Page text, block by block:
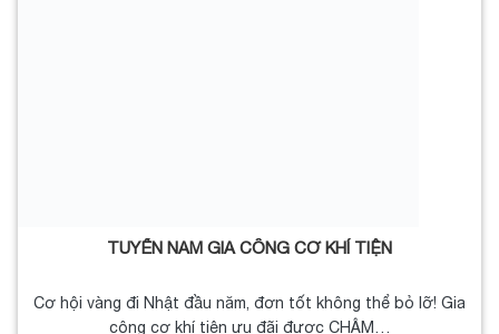
TUYỂN NAM GIA CÔNG CƠ KHÍ TIỆN
Cơ hội vàng đi Nhật đầu năm, đơn tốt không thể bỏ lỡ! Gia
công cơ khí tiện ưu đãi được CHẬM…